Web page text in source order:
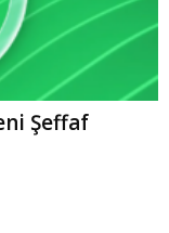
Şeffaf